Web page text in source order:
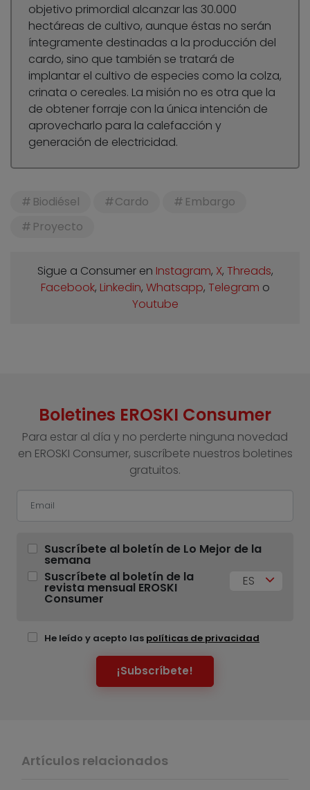
objetivo primordial alcanzar las 30.000
hectáreas de cultivo, aunque éstas no serán
íntegramente destinadas a la producción del
cardo, sino que también se tratará de
implantar el cultivo de especies como la colza,
crinata o cereales. La misión no es otra que la
de obtener forraje con la única intención de
aprovecharlo para la calefacción y
generación de electricidad.
Biodiésel Cardo
Embargo
Proyecto
Sigue a Consumer en Instagram, X, Threads,
Facebook, Linkedin, Whatsapp, Telegram o
Youtube
Boletines EROSKI Consumer
Para estar al día y no perderte ninguna novedad
en EROSKI Consumer, suscríbete nuestros boletines
gratuitos.
Suscríbete al boletín de Lo Mejor de la
semana
Suscríbete al boletín de la
revista mensual EROSKI
Consumer
ES
He leído y acepto las políticas de privacidad
¡Subscríbete!
Artículos relacionados